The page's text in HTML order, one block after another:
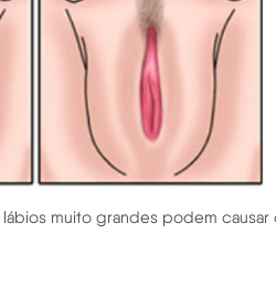
muito grandes podem